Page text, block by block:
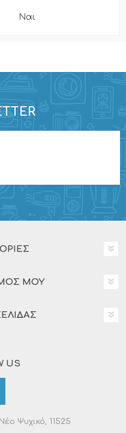
Ναι
ΜΟΥ
US
Ψυχικό, 11525